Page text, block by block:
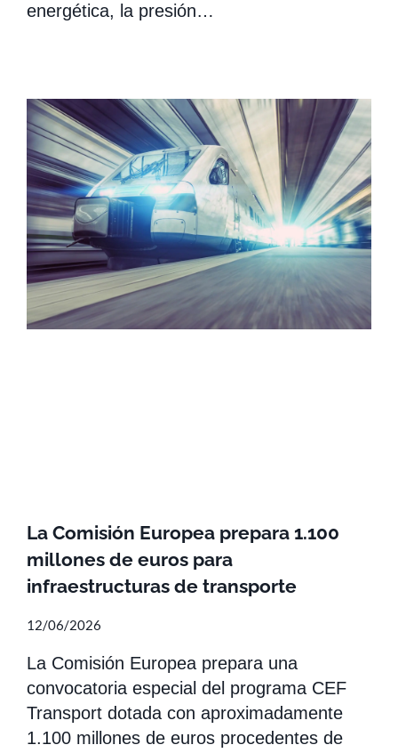
energética, la presión…
La Comisión Europea prepara 1.100
millones de euros para
infraestructuras de transporte
12/06/2026
La Comisión Europea prepara una
convocatoria especial del programa CEF
Transport dotada con aproximadamente
1.100 millones de euros procedentes de